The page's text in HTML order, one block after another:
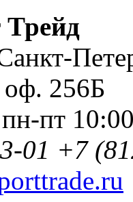
оф. 256Б
пн-пт
01 +7